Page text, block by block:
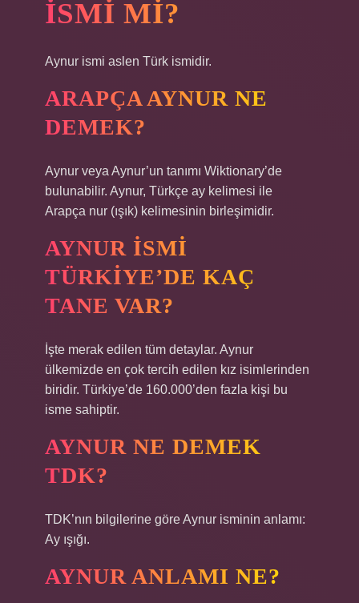
ISMI MI?
Aynur ismi aslen Türk ismidir.
ARAPÇA AYNUR NE
DEMEK?
Aynur veya Aynur’un tanımı Wiktionary’de
bulunabilir. Aynur, Türkçe ay kelimesi ile
Arapça nur (ışık) kelimesinin birleşimidir.
AYNUR ISMI
TÜRKIYE’DE KAÇ
TANE VAR?
İşte merak edilen tüm detaylar. Aynur
ülkemizde en çok tercih edilen kız isimlerinden
biridir. Türkiye’de 160.000’den fazla kişi bu
isme sahiptir.
AYNUR NE DEMEK
TDK?
TDK’nın bilgilerine göre Aynur isminin anlamı:
Ay ışığı.
AYNUR ANLAMI NE?